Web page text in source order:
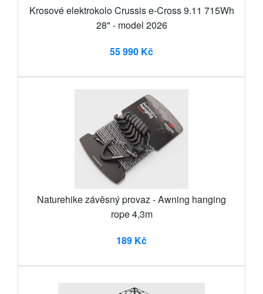
Krosové elektrokolo Crussis e-Cross 9.11 715Wh
28" - model 2026
55 990 Kč
Naturehike závěsný provaz - Awning hanging
rope 4,3m
189 Kč